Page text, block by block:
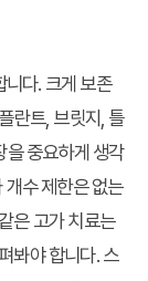
다. 크게 보존
란트, 브릿지, 틀
을 중요하게 생각
개수 제한은 없는
은 고가 치료는
봐야 합니다. 스